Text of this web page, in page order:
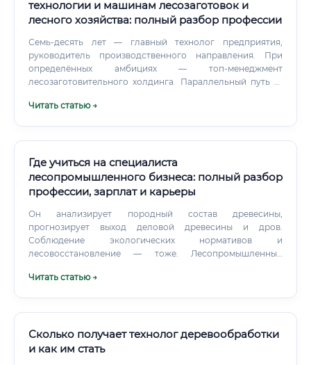
технологии и машинам лесозаготовок и
лесного хозяйства: полный разбор профессии
Семь-десять лет — главный технолог предприятия,
руководитель производственного направления. При
определённых амбициях — топ-менеджмент
лесозаготовительного холдинга. Параллельный путь —
Читать статью →
Где учиться на специалиста
лесопромышленного бизнеса: полный разбор
профессии, зарплат и карьеры
Он анализирует породный состав древесины,
прогнозирует выход деловой древесины и дров.
Соблюдение экологических нормативов и
лесовосстановление — тоже. Лесопромышленный
которые при этом глубоко понимают хотя бы одну
Читать статью →
Сколько получает технолог деревообработки
и как им стать